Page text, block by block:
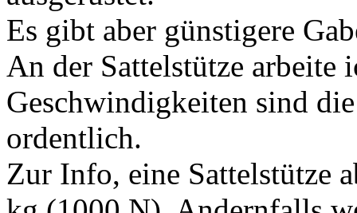
Es gibt aber günstigere
An der Sattelstütze arbeite
Geschwindigkeiten sind
ordentlich.
Zur Info, eine Sattelstütze